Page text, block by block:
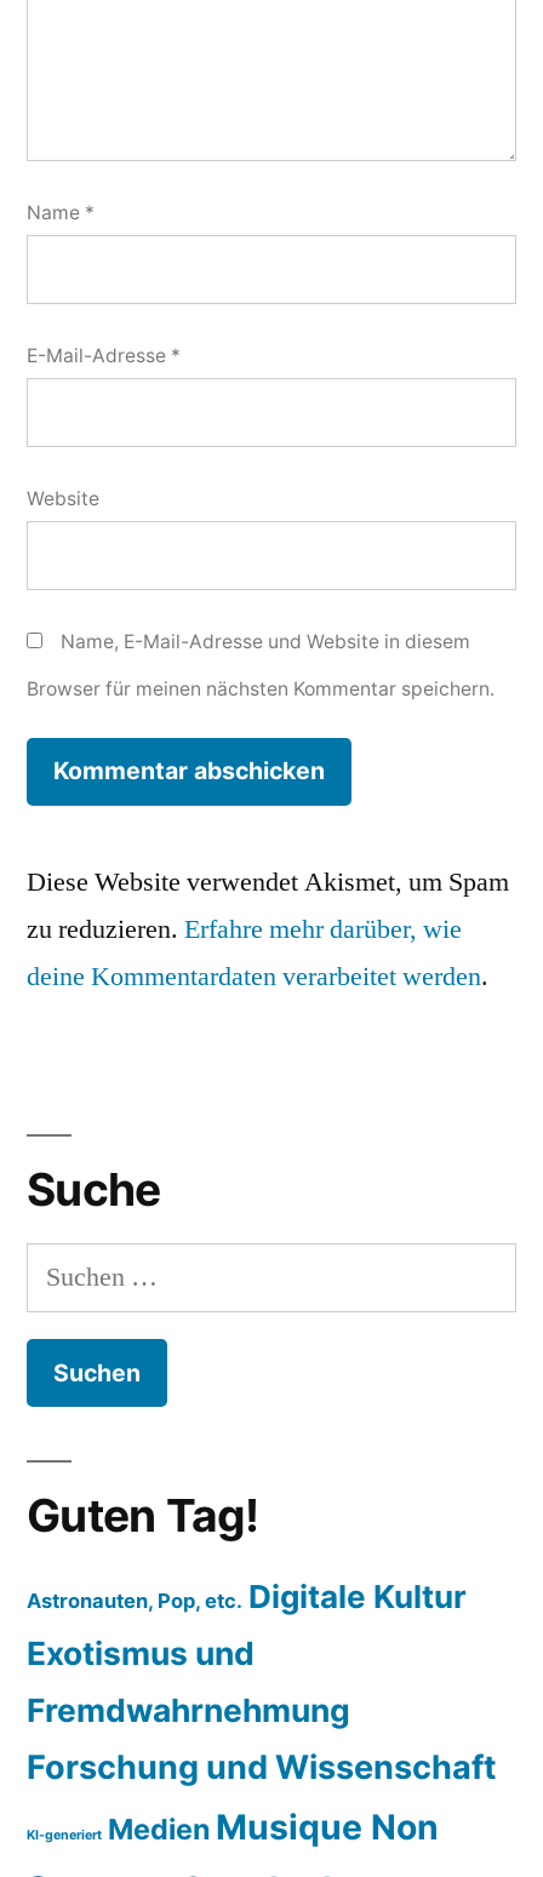
Name *
E-Mail-Adresse *
Website
Name, E-Mail-Adresse und Website in diesem
Browser für meinen nächsten Kommentar speichern.
Diese Website verwendet Akismet, um Spam
zu reduzieren. Erfahre mehr darüber, wie
deine Kommentardaten verarbeitet werden.
Suche
Suchen
nach:
Guten Tag!
Astronauten, Pop, etc. Digitale Kultur
Exotismus und
Fremdwahrnehmung
Forschung und Wissenschaft
KI-generiert Medien Musique Non